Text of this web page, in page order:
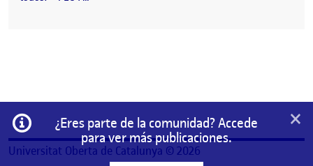
Información
¿Eres parte de la comunidad? Accede
para ver más publicaciones.
×
Universitat Oberta de Catalunya © 2026